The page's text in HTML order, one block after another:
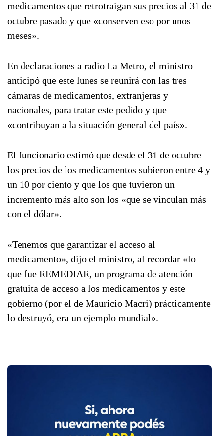
medicamentos que retrotraigan sus precios al 31 de
octubre pasado y que «conserven eso por unos
meses».
En declaraciones a radio La Metro, el ministro
anticipó que este lunes se reunirá con las tres
cámaras de medicamentos, extranjeras y
nacionales, para tratar este pedido y que
«contribuyan a la situación general del país».
El funcionario estimó que desde el 31 de octubre
los precios de los medicamentos subieron entre 4 y
un 10 por ciento y que los que tuvieron un
incremento más alto son los «que se vinculan más
con el dólar».
«Tenemos que garantizar el acceso al
medicamento», dijo el ministro, al recordar «lo
que fue REMEDIAR, un programa de atención
gratuita de acceso a los medicamentos y este
gobierno (por el de Mauricio Macri) prácticamente
lo destruyó, era un ejemplo mundial».